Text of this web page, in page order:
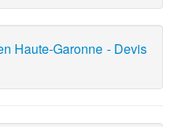
Haute-Garonne - Devis